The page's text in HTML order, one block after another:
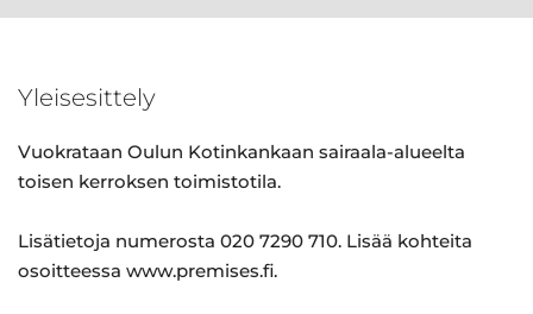
Yleisesittely
Vuokrataan Oulun Kotinkankaan sairaala-alueelta
toisen kerroksen toimistotila.
Lisätietoja numerosta 020 7290 710. Lisää kohteita
osoitteessa www.premises.fi.